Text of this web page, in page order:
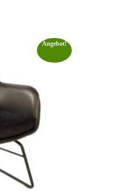
Angebot!